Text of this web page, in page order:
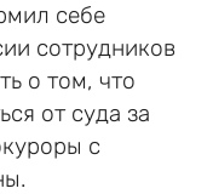
себе
сотрудников
о том, что
от суда за
с